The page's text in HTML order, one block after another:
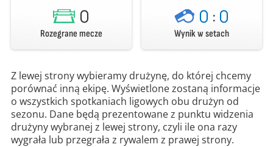
0
Rozegrane mecze
0 : 0
Wynik w setach
Z lewej strony wybieramy drużynę, do której chcemy
porównać inną ekipę. Wyświetlone zostaną informacje
o wszystkich spotkaniach ligowych obu drużyn od
sezonu. Dane będą prezentowane z punktu widzenia
drużyny wybranej z lewej strony, czyli ile ona razy
wygrała lub przegrała z rywalem z prawej strony.